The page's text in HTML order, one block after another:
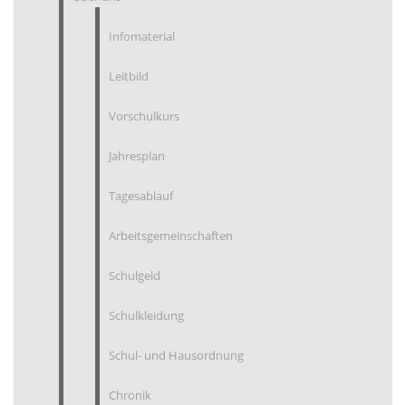
Infomaterial
Leitbild
Vorschulkurs
Jahresplan
Tagesablauf
Arbeitsgemeinschaften
Schulgeld
Schulkleidung
Schul- und Hausordnung
Chronik